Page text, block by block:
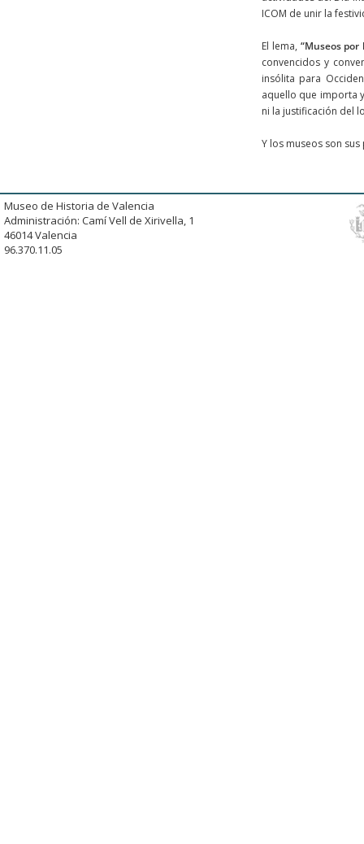
ICOM de unir la
El lema, “Museos
convencidos y
insólita para
aquello que importa
ni la justificación del
Y los museos son
Museo de Historia de Valencia
Administración: Camí Vell de Xirivella, 1
46014 Valencia
96.370.11.05